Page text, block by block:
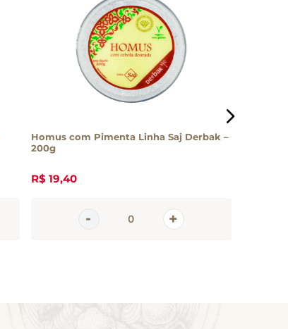
Homus com Pimenta Linha Saj Derbak –
200g
R$ 19,40